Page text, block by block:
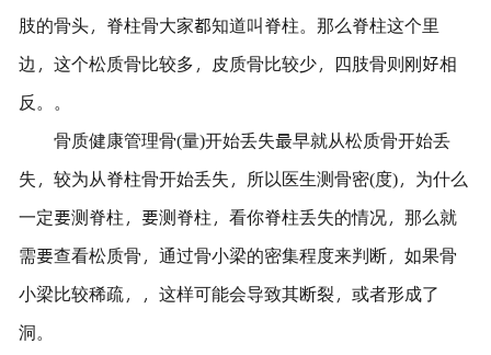
肢的骨头，脊柱骨大家都知道叫脊柱。那么脊柱这个里
边，这个松质骨比较多，皮质骨比较少，四肢骨则刚好相
反。。
骨质健康管理骨(量)开始丢失最早就从松质骨开始丢
失，较为从脊柱骨开始丢失，所以医生测骨密(度)，为什么
一定要测脊柱，要测脊柱，看你脊柱丢失的情况，那么就
需要查看松质骨，通过骨小梁的密集程度来判断，如果骨
小梁比较稀疏，，这样可能会导致其断裂，或者形成了
洞。